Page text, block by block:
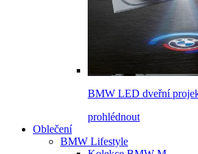
BMW LED dveřní
prohlédnout
Oblečení
BMW Lifestyle